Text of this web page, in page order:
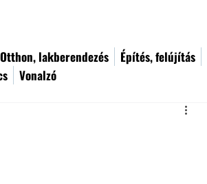
Otthon, lakberendezés Építés, felújítás
Vonalzó